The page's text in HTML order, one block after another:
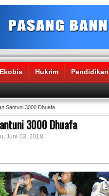
Ekobis Hukrim Pendidikan
Santuni 3000 Dhuafa
3000 Dhuafa
Juni 03, 2018